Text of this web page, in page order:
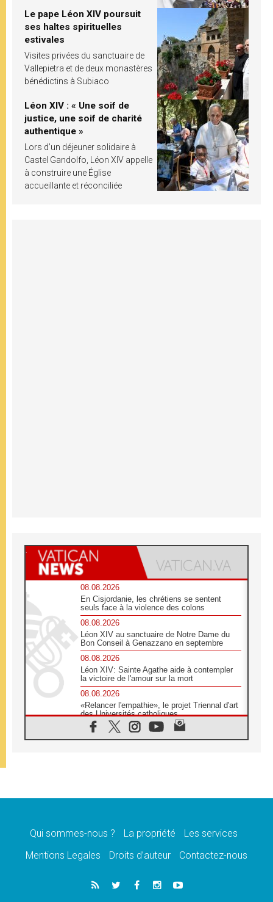
Le pape Léon XIV poursuit
ses haltes spirituelles
estivales
Visites privées du sanctuaire de
Vallepietra et de deux monastères
bénédictins à Subiaco
Léon XIV : « Une soif de
justice, une soif de charité
authentique »
Lors d’un déjeuner solidaire à
Castel Gandolfo, Léon XIV appelle
à construire une Église
accueillante et réconciliée
08.08.2026
En Cisjordanie, les chrétiens se sentent
seuls face à la violence des colons
08.08.2026
Léon XIV au sanctuaire de Notre Dame du
Bon Conseil à Genazzano en septembre
08.08.2026
Léon XIV: Sainte Agathe aide à contempler
la victoire de l'amour sur la mort
08.08.2026
«Relancer l'empathie», le projet Triennal d'art
des Universités catholiques
08.08.2026
Signis 2026, donner la parole aux religieuses
07.08.2026
07.08.2026
de l'Assomption et mémoire nationale
«La paix commence par l'empathie» estime
le cardinal Parolin
Qui sommes-nous ? La propriété
Les services
Mentions Legales
Droits d’auteur Contactez-nous